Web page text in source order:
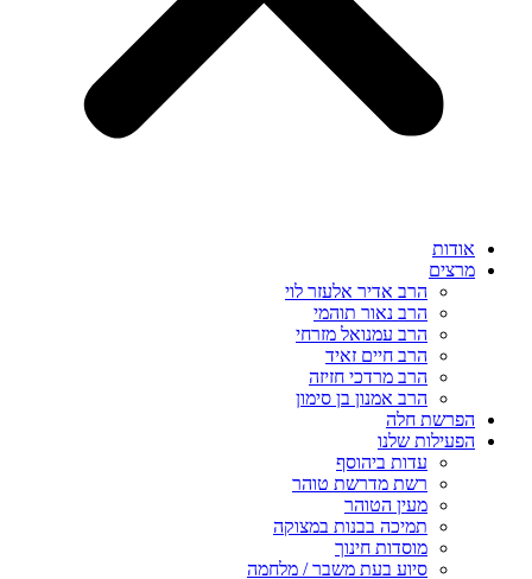
אודות
מרצים
הרב אדיר אלעזר לוי
הרב נאור תוהמי
הרב עמנואל מזרחי
הרב חיים זאיד
הרב מרדכי חזיזה
הרב אמנון בן סימון
הפרשת חלה
הפעילות שלנו
עדות ביהוסף
רשת מדרשת טוהר
מעין הטוהר
תמיכה בבנות במצוקה
מוסדות חינוך
סיוע בעת משבר / מלחמה